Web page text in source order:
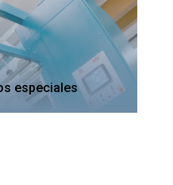
especiales